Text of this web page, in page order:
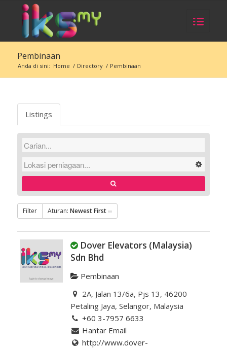
Pembinaan
Anda di sini: Home / Directory / Pembinaan
Listings
Filter Aturan: Newest First
Dover Elevators (Malaysia)
Sdn Bhd
Pembinaan
2A, Jalan 13/6a, Pjs 13, 46200
Petaling Jaya, Selangor, Malaysia
+60 3-7957 6633
Hantar Email
http://www.dover-